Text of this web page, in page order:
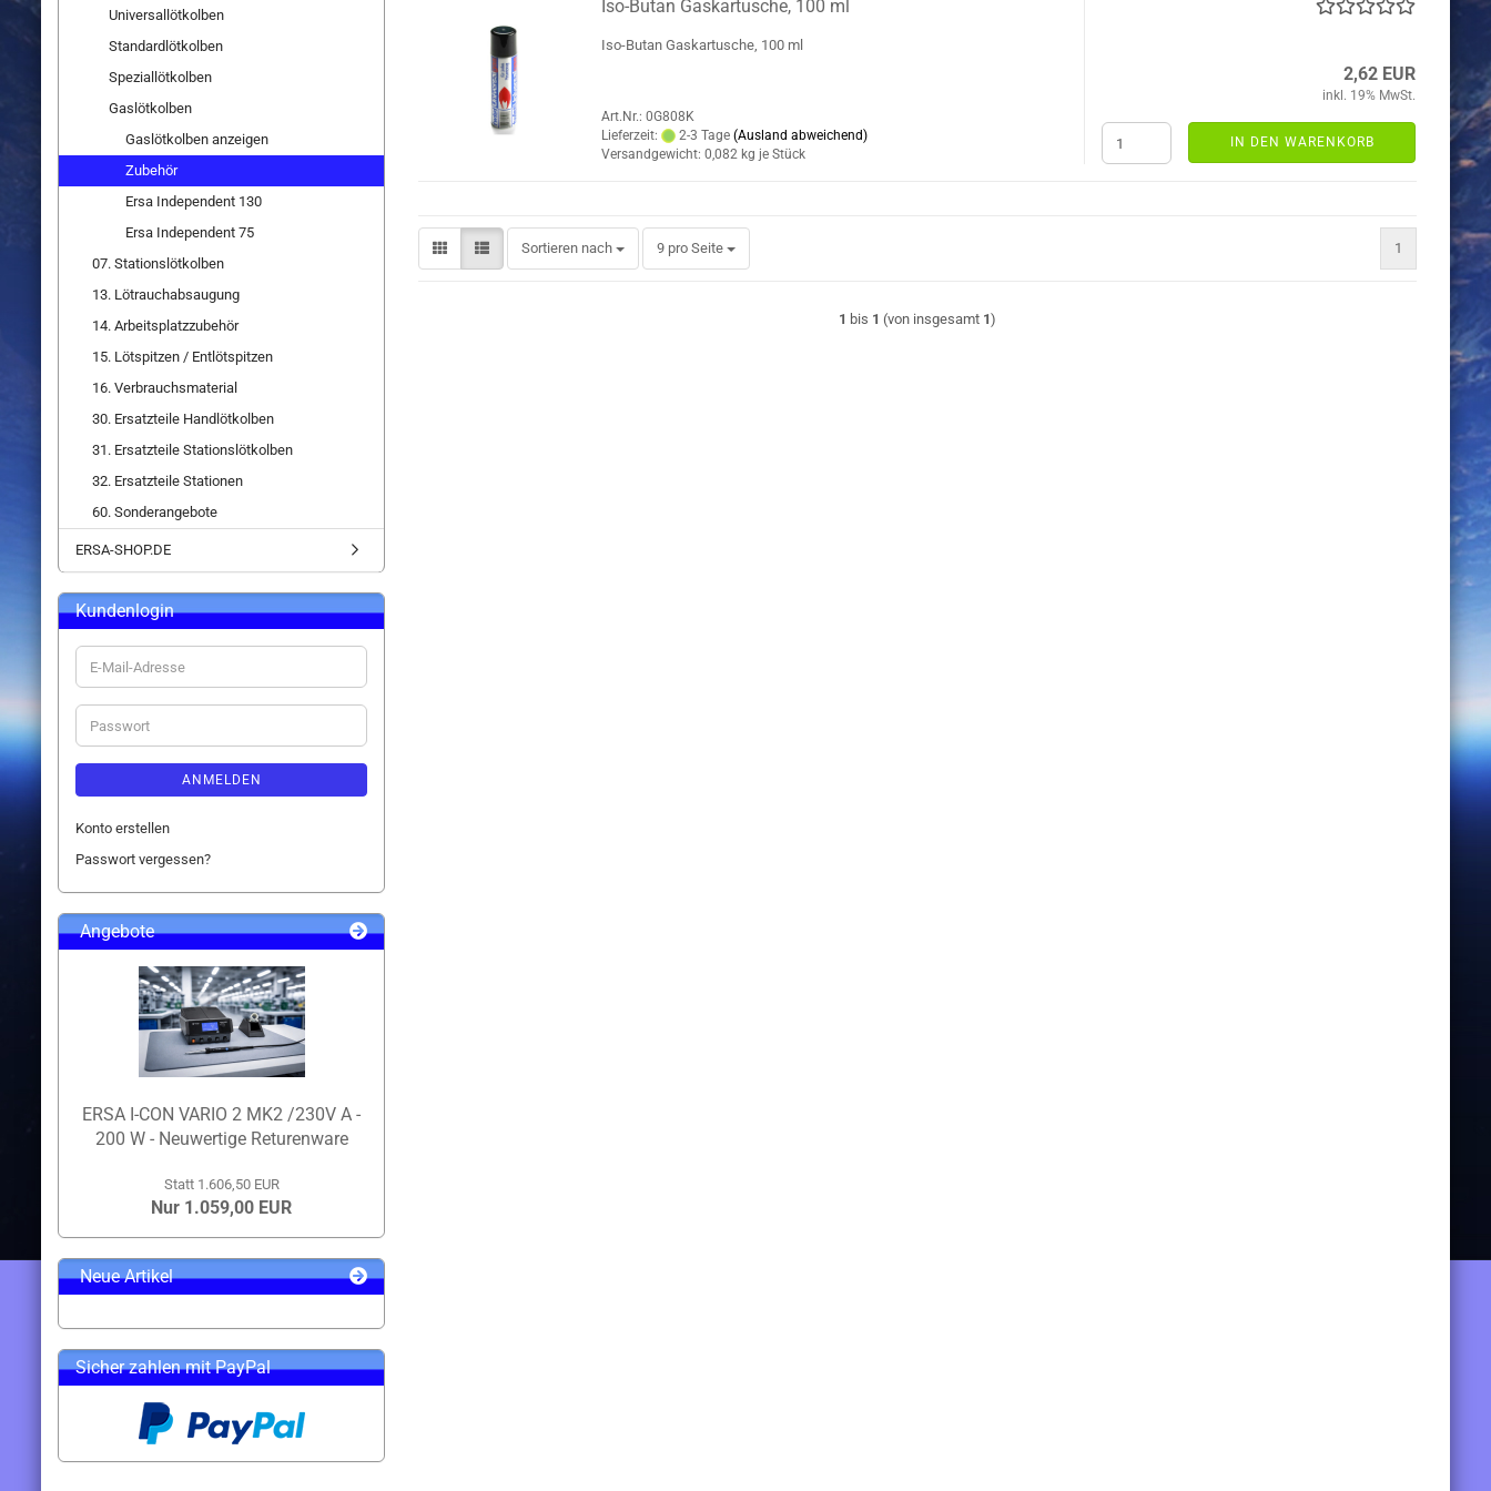
Iso-Butan Gaskartusche, 100 ml
Iso-Butan Gaskartusche, 100 ml
Art.Nr.: 0G808K
Lieferzeit:
2-3 Tage (Ausland abweichend)
Versandgewicht: 0,082 kg je Stück
2,62 EUR
inkl. 19% MwSt.
IN DEN WARENKORB
Sortieren nach
Sortieren nach 9 pro Seite
pro Seite 1
1 bis 1 (von insgesamt 1)
Universallötkolben
Standardlötkolben
Speziallötkolben
Gaslötkolben
Gaslötkolben anzeigen
Zubehör
Ersa Independent 130
Ersa Independent 75
07. Stationslötkolben
13. Lötrauchabsaugung
14. Arbeitsplatzzubehör
15. Lötspitzen / Entlötspitzen
16. Verbrauchsmaterial
30. Ersatzteile Handlötkolben
31. Ersatzteile Stationslötkolben
32. Ersatzteile Stationen
60. Sonderangebote
ERSA-SHOP.DE
Kundenlogin
E-
Mail-
Adresse
Passwort
ANMELDEN
Konto erstellen
Passwort vergessen?
Angebote
ERSA I-CON VARIO 2 MK2 /230V A -
200 W - Neuwertige Returenware
Statt 1.606,50 EUR
Nur 1.059,00 EUR
Neue Artikel
Sicher zahlen mit PayPal